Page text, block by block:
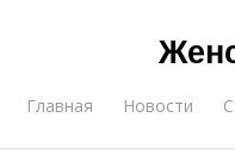
Главная Новости